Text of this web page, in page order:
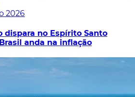
2026
dispara no Espírito Santo
anda na inflação